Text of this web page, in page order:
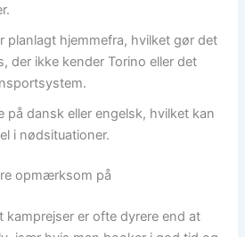
planlagt hjemmefra, hvilket gør det
der ikke kender Torino eller det
på dansk eller engelsk, hvilket kan
i nødsituationer.
opmærksom på
kamprejser er ofte dyrere end at